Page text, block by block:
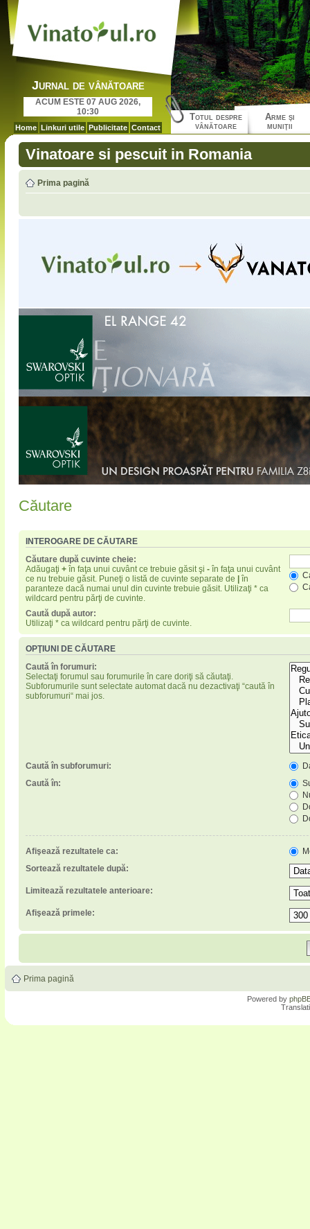
Jurnal de vânătoare
ACUM ESTE 07 AUG 2026,
10:30
Home Linkuri utile Publicitate Contact
Totul despre
vânătoare
Arme şi
muniţii
Vinatoare si pescuit in Romania
Prima pagină
Căutare
INTEROGARE DE CĂUTARE
Căutare după cuvinte cheie:
Adăugaţi + în faţa unui cuvânt ce trebuie găsit şi - în faţa unui cuvânt
ce nu trebuie găsit. Puneţi o listă de cuvinte separate de
în
paranteze dacă numai unul din cuvinte trebuie găsit. Utilizaţi * ca
wildcard pentru părţi de cuvinte.
Caută după autor:
Utilizaţi * ca wildcard pentru părţi de cuvinte.
OPŢIUNI DE CĂUTARE
Caută în forumuri:
Selectaţi forumul sau forumurile în care doriţi să căutaţi.
Subforumurile sunt selectate automat dacă nu dezactivaţi “caută în
subforumuri“ mai jos.
Caută în subforumuri:
Caută în:
Afişează rezultatele ca:
Sortează rezultatele după:
Limitează rezultatele anterioare:
Afişează primele:
Prima pagină
Powered by